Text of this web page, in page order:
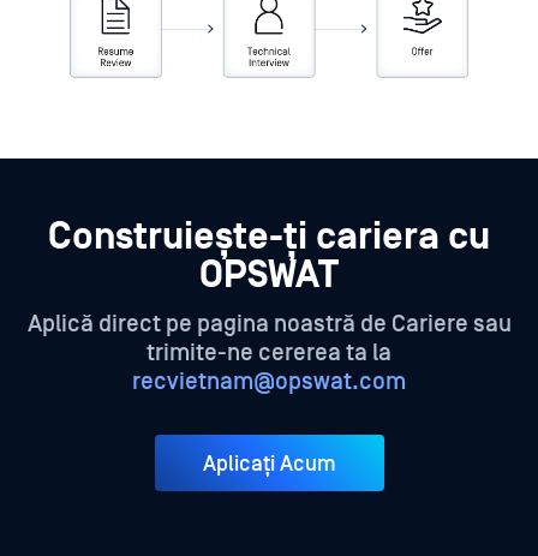
Construiește-ți cariera cu
OPSWAT
Aplică direct pe pagina noastră de Cariere sau
trimite-ne cererea ta la
recvietnam@opswat.com
Aplicați Acum